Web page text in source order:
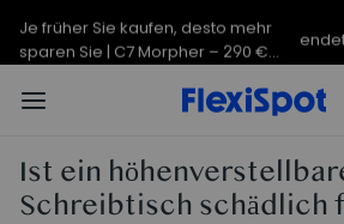
Je früher Sie kaufen, desto mehr
sparen Sie | C7 Morpher – 290 €
Rabatt
Ist ein
Schreibtisch schädlich